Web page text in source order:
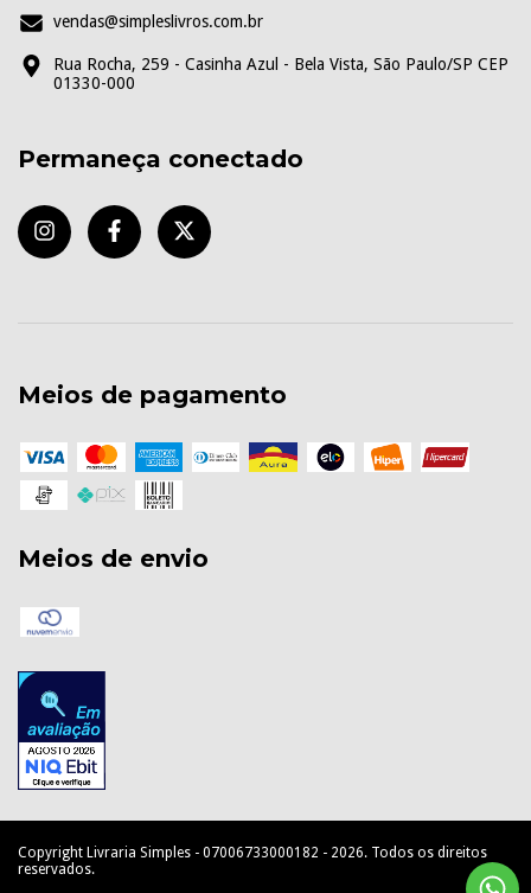
vendas@simpleslivros.com.br
Rua Rocha, 259 - Casinha Azul - Bela Vista, São Paulo/SP CEP
01330-000
Permaneça conectado
Meios de pagamento
Meios de envio
Copyright Livraria Simples - 07006733000182 - 2026. Todos os direitos
reservados.